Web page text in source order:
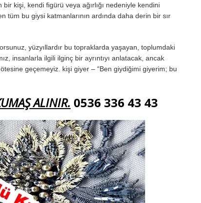
bir kişi, kendi figürü veya ağırlığı nedeniyle kendini
tüm bu giysi katmanlarının ardında daha derin bir sır
yüzyıllardır bu topraklarda yaşayan, toplumdaki
insanlarla ilgili ilginç bir ayrıntıyı anlatacak, ancak
geçemeyiz. kişi giyer – “Ben giydiğimi giyerim; bu
ALINIR. 0536 336 43 43